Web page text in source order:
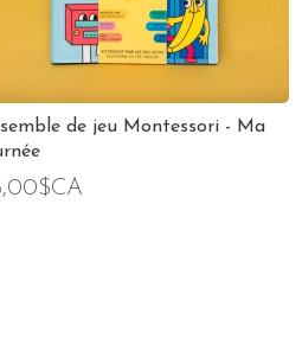
de jeu Montessori - Ma